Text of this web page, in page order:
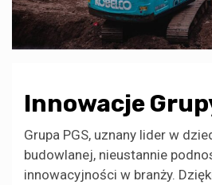
Innowacje
Grupa PGS, uznany lider w
budowlanej, nieustannie
innowacyjności w branży.